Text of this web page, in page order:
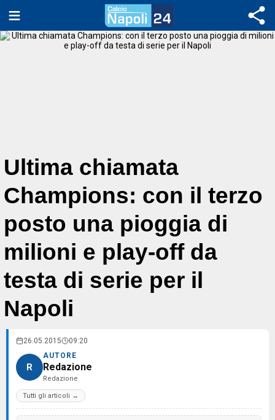
Ultima chiamata
Champions: con il terzo
posto una pioggia di
milioni e play-off da
testa di serie per il
Napoli
26.05.2015 09:20
R
AUTORE
Redazione
Redazione
Tutti gli articoli →